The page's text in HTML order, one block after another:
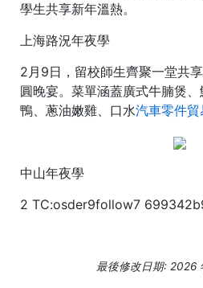
學生共享新年溫熱。
上海路況年夜學
2月9日，留校師生齊聚一堂共
圓晚宴。菜單涵蓋廣式牛腩煲
鴨、蔥油嫩雞、口水汽車零件貿
中山年夜學
2 TC:osder9follow7
最後修改日期: 2026